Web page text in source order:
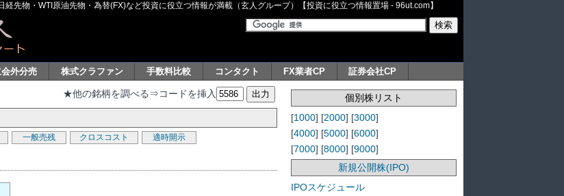
先物・WTI原油先物・為替(FX)など投資に役立つ情報が満載（玄人グループ）【投資に役立つ情報置場 - 96ut.com】
外分売 株式クラファン 手数料比較 コンタクト FX業者CP 証券会社CP
★他の銘柄を調べる⇒コードを挿入
一般売残 クロスコスト 適時開示
個別株リスト
[1000] [2000] [3000]
[4000] [5000] [6000]
[7000] [8000] [9000]
新規公開株(IPO)
IPOスケジュール